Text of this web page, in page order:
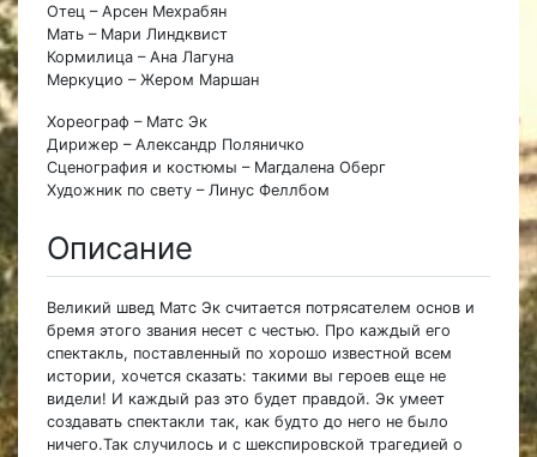
Отец – Арсен Мехрабян
Мать – Мари Линдквист
Кормилица – Ана Лагуна
Меркуцио – Жером Маршан
Хореограф – Матс Эк
Дирижер – Александр Поляничко
Сценография и костюмы – Магдалена Оберг
Художник по свету – Линус Феллбом
Описание
Великий швед Матс Эк считается потрясателем основ и
бремя этого звания несет с честью. Про каждый его
спектакль, поставленный по хорошо известной всем
истории, хочется сказать: такими вы героев еще не
видели! И каждый раз это будет правдой. Эк умеет
создавать спектакли так, как будто до него не было
ничего.Так случилось и с шекспировской трагедией о